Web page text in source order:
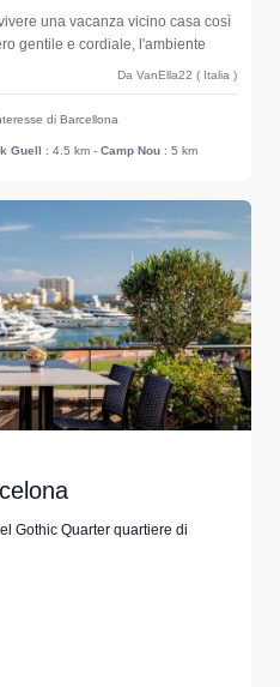
una vacanza vicino casa così
gentile e cordiale, l'ambiente
Da VanElla22 ( Italia )
di Barcellona
Guell : 4.5 km - Camp Nou : 5 km
Gothic Quarter quartiere di